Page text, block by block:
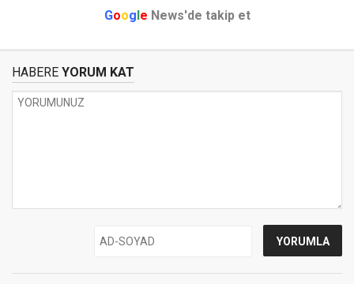
Google News'de takip et
HABERE YORUM KAT